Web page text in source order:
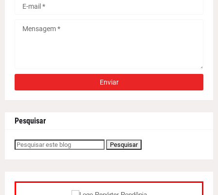
Pesquisar